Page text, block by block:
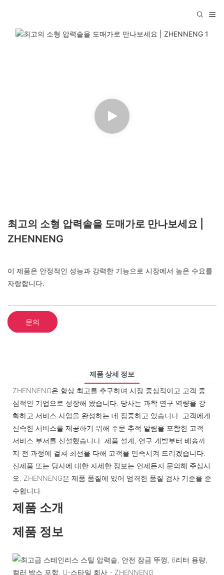
최고의 소형 압력솥을 도매가로 만나보세요 |
ZHENNENG
이 제품은 안정적인 성능과 강력한 기능으로 시장에서 높은 수요를
자랑합니다.
문의
제품 상세 정보
ZHENNENG은 항상 최고를 추구하며 시장 중심적이고 고객 중
심적인 기업으로 성장해 왔습니다. 당사는 과학 연구 역량을 강
화하고 서비스 사업을 완성하는 데 집중하고 있습니다. 고객에게
신속한 서비스를 제공하기 위해 주문 추적 알림을 포함한 고객
서비스 부서를 신설했습니다. 제품 설계, 연구 개발부터 배송까
지 전 과정에 걸쳐 최선을 다해 고객을 만족시켜 드리겠습니다.
신제품 또는 당사에 대한 자세한 정보는 언제든지 문의해 주십시
오. ZHENNENG은 제품 품질에 있어 엄격한 품질 검사 기준을 준
수합니다.
제품 소개
제품 정보